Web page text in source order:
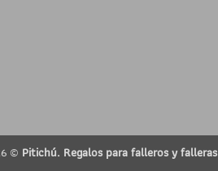
© Pitichú. Regalos para falleros y falleras